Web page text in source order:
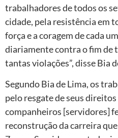
trabalhadores de todos os
cidade, pela resistência em
força e a coragem de cada
diariamente contra o fim de
tantas violações”, disse Bia
Segundo Bia de Lima, os
pelo resgate de seus direitos
companheiros [servidores]
reconstrução da carreira